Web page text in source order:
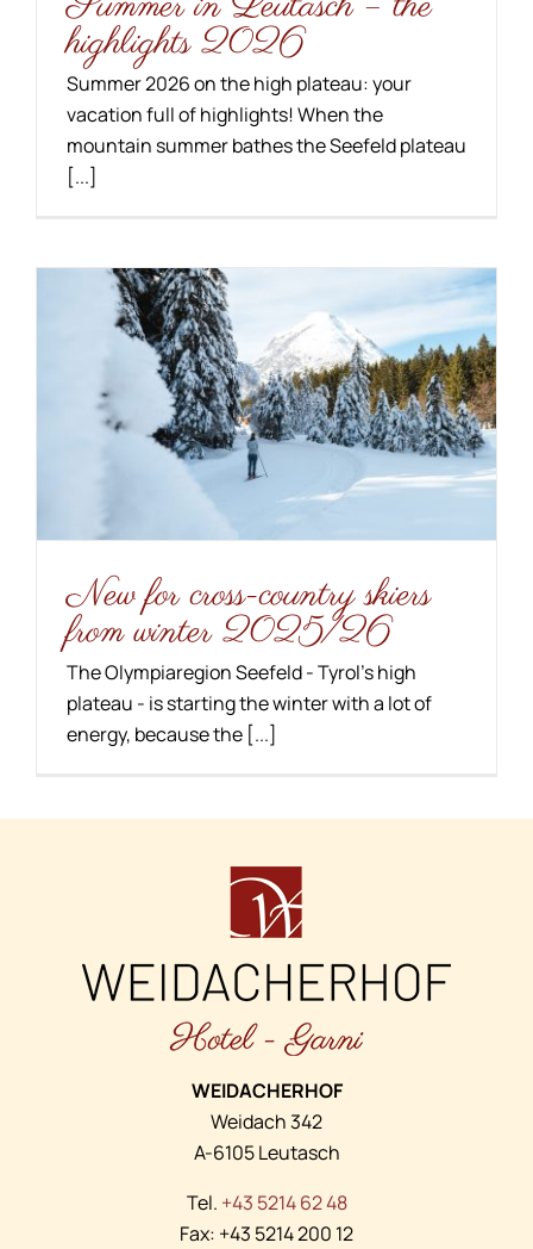
highlights 2026
Summer 2026 on the high plateau: your
vacation full of highlights! When the
mountain summer bathes the Seefeld plateau
[...]
NEW FOR CROSS-COUNTRY
SKIERS FROM WINTER
2025/26
Cross-country skiing
New for cross-country skiers
from winter 2025/26
The Olympiaregion Seefeld - Tyrol's high
plateau - is starting the winter with a lot of
energy, because the [...]
WEIDACHERHOF
Weidach 342
A-6105 Leutasch
Tel. +43 5214 62 48
Fax: +43 5214 200 12